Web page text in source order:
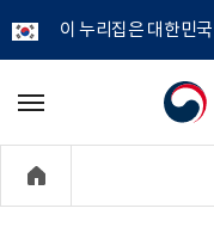
이 누리집은 대한민
개
정
메
기